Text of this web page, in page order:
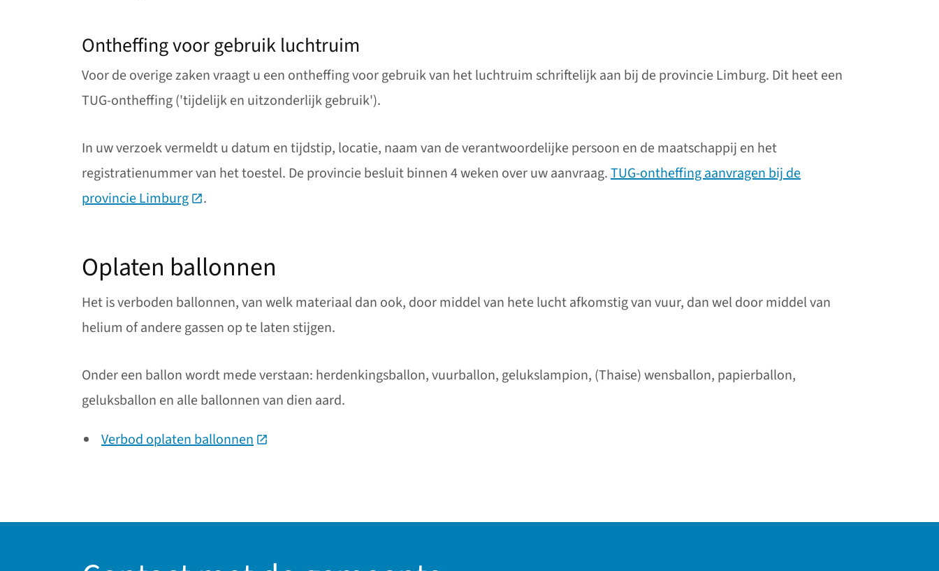
Ontheffing voor gebruik luchtruim
Voor de overige zaken vraagt u een ontheffing voor gebruik van het luchtruim schriftelijk aan bij de provincie Limburg. Dit heet een
TUG-ontheffing ('tijdelijk en uitzonderlijk gebruik').
In uw verzoek vermeldt u datum en tijdstip, locatie, naam van de verantwoordelijke persoon en de maatschappij en het
registratienummer van het toestel. De provincie besluit binnen 4 weken over uw aanvraag.TUG-ontheffing aanvragen bij de
provincie Limburg(Deze link gaat naar een externe website)
.
Oplaten ballonnen
Het is verboden ballonnen, van welk materiaal dan ook, door middel van hete lucht afkomstig van vuur, dan wel door middel van
helium of andere gassen op te laten stijgen.
Onder een ballon wordt mede verstaan: herdenkingsballon, vuurballon, gelukslampion, (Thaise) wensballon, papierballon,
geluksballon en alle ballonnen van dien aard.
Verbod oplaten ballonnen(Deze link gaat naar een externe website)